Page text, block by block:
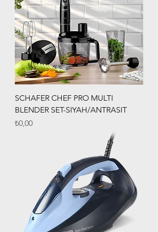
SCHAFER CHEF PRO MULTI
BLENDER SET-SIYAH/ANTRASIT
Fiyat
₺0,00